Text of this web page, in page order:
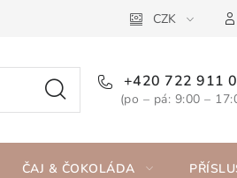
CZK
+420 722 911
(po – pá: 9:00 –
ČAJ & ČOKOLÁDA